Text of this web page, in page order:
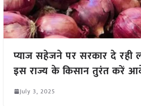
प्याज सहेजने पर सरकार दे रही
इस राज्य के किसान तुरंत करें
July 3, 2025